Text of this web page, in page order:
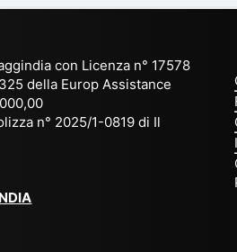
ai servizi dell' Agenzia con
per la scelta degli Hotel.
Kesar il proprietario dell'
prima di partire: molto
con Licenza n° 17578
della Europ Assistance
n° 2025/1-0819 di Il